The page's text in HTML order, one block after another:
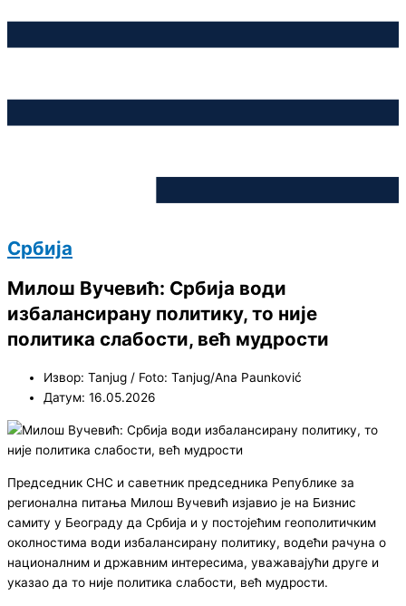
Србија
Милош Вучевић: Србија води
избалансирану политику, то није
политика слабости, већ мудрости
Извор: Tanjug / Foto: Tanjug/Ana Paunković
Датум: 16.05.2026
Председник СНС и саветник председника Републике за
регионална питања Милош Вучевић изјавио је на Бизнис
самиту у Београду да Србија и у постојећим геополитичким
околностима води избалансирану политику, водећи рачуна о
националним и државним интересима, уважавајући друге и
указао да то није политика слабости, већ мудрости.